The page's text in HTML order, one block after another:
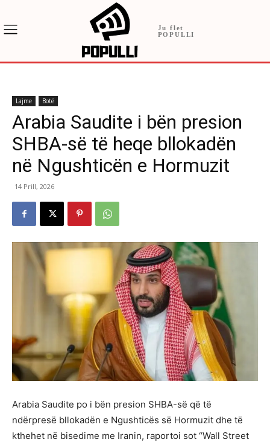
Ju flet
POPULLI
Lajme Botë
Arabia Saudite i bën presion
SHBA-së të heqe bllokadën
në Ngushticën e Hormuzit
14 Prill, 2026
Arabia Saudite po i bën presion SHBA-së që të
ndërpresë bllokadën e Ngushticës së Hormuzit dhe të
kthehet në bisedime me Iranin, raportoi sot “Wall Street